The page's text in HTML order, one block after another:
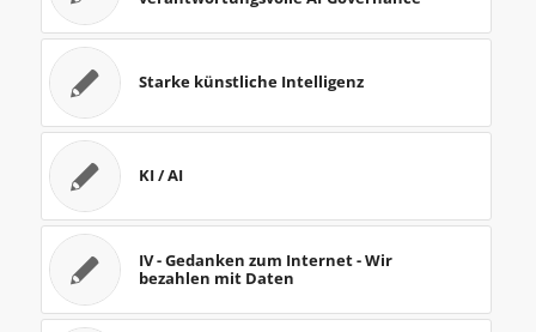
Starke künstliche Intelligenz
KI / AI
IV - Gedanken zum Internet - Wir
bezahlen mit Daten